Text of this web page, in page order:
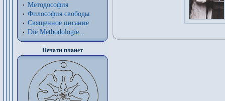
Методософия
Философия cвободы
Священное писание
Die Methodologie...
Печати планет